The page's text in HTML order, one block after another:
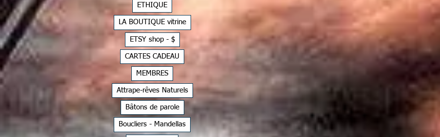
ETHIQUE
LA BOUTIQUE vitrine
ETSY shop - $
CARTES CADEAU
MEMBRES
Attrape-rêves Naturels
Bâtons de parole
Boucliers - Mandellas